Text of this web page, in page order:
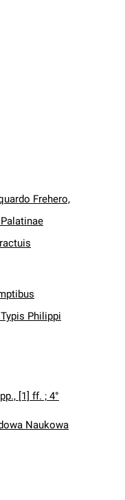
Frehero,
Philippi
[1] ff. ; 4°
Naukowa